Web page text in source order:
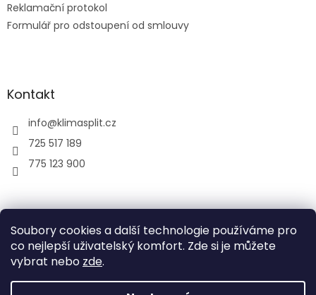
Soubory cookies a další technologie používáme pro
co nejlepší uživatelský komfort. Zde si je můžete
vybrat nebo zde.
Reklamační protokol
Formulář pro odstoupení od smlouvy
Kontakt
info@klimasplit.cz
725 517 189
775 123 900
air-cool
Vytvořil Shoptet